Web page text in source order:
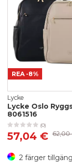
REA -8%
Lycke
Lycke Oslo
8061516
(0)
57,04 € 62,00
2 färger